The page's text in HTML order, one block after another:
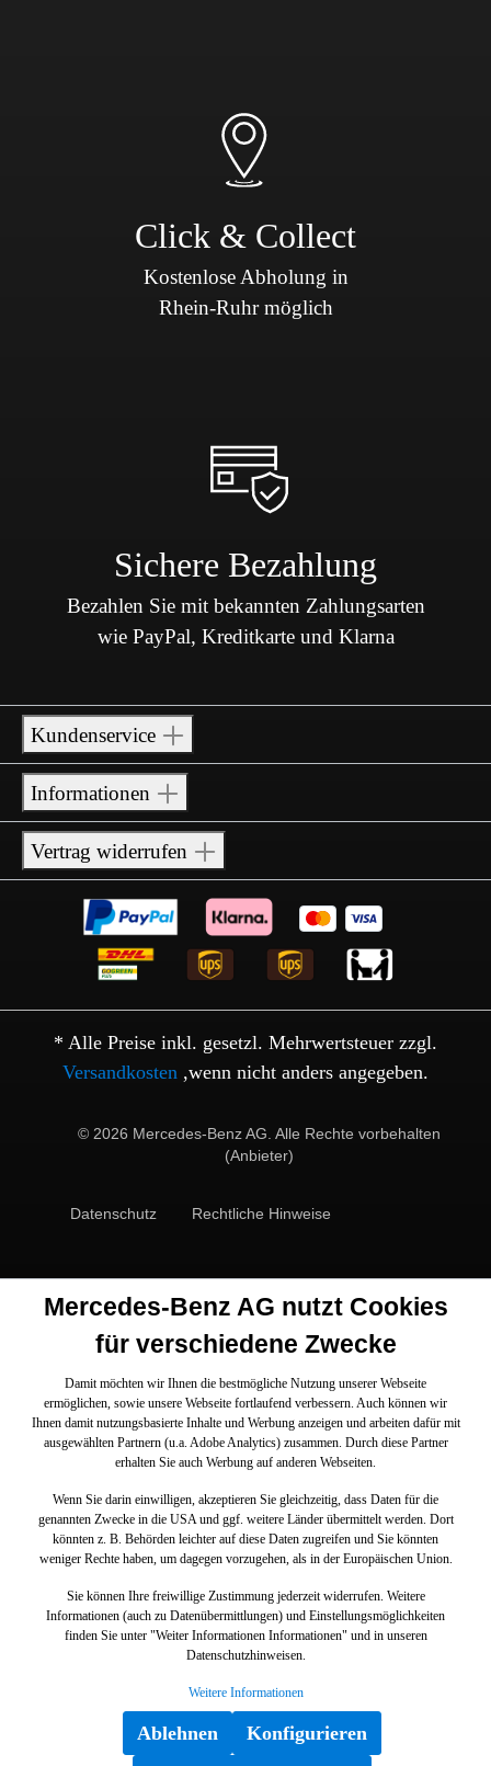
Click & Collect
Kostenlose Abholung in
Rhein-Ruhr möglich
Sichere Bezahlung
Bezahlen Sie mit bekannten Zahlungsarten
wie PayPal, Kreditkarte und Klarna
Kundenservice
Informationen
Vertrag widerrufen
* Alle Preise inkl. gesetzl. Mehrwertsteuer zzgl.
Versandkosten ,wenn nicht anders angegeben.
© 2026 Mercedes-Benz AG. Alle Rechte vorbehalten
(Anbieter)
Datenschutz Rechtliche Hinweise
Mercedes-Benz AG nutzt Cookies
für verschiedene Zwecke
Damit möchten wir Ihnen die bestmögliche Nutzung unserer Webseite
ermöglichen, sowie unsere Webseite fortlaufend verbessern. Auch können wir
Ihnen damit nutzungsbasierte Inhalte und Werbung anzeigen und arbeiten dafür mit
ausgewählten Partnern (u.a. Adobe Analytics) zusammen. Durch diese Partner
erhalten Sie auch Werbung auf anderen Webseiten.
Wenn Sie darin einwilligen, akzeptieren Sie gleichzeitig, dass Daten für die
genannten Zwecke in die USA und ggf. weitere Länder übermittelt werden. Dort
könnten z. B. Behörden leichter auf diese Daten zugreifen und Sie könnten
weniger Rechte haben, um dagegen vorzugehen, als in der Europäischen Union.
Sie können Ihre freiwillige Zustimmung jederzeit widerrufen. Weitere
Informationen (auch zu Datenübermittlungen) und Einstellungsmöglichkeiten
finden Sie unter "Weiter Informationen Informationen" und in unseren
Datenschutzhinweisen.
Weitere Informationen
Ablehnen Konfigurieren